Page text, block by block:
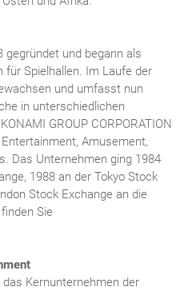
gegründet und begann als
für Spielhallen. Im Laufe der
und umfasst nun
in unterschiedlichen
GROUP CORPORATION
Amusement,
Das Unternehmen ging 1984
1988 an der Tokyo Stock
Stock Exchange an die
Sie
Kernunternehmen der